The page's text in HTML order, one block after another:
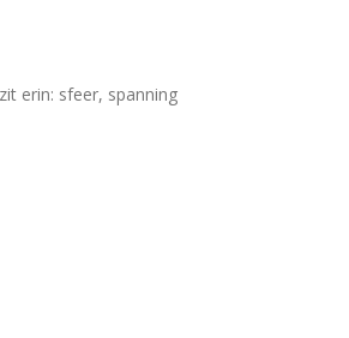
erin: sfeer, spanning